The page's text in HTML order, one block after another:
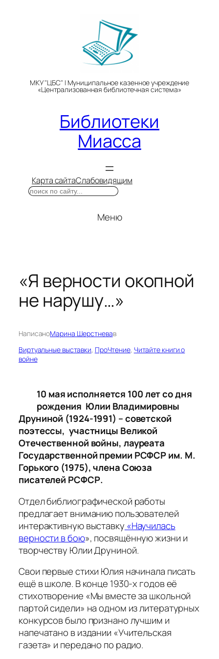
МКУ "ЦБС" | Муниципальное казенное учреждение
«Централизованная библиотечная система»
Библиотеки
Миасса
Карта сайтаСлабовидящим
Поиск
Меню
«Я верности окопной
не нарушу…»
НаписаноМарина Шерстневав
Виртуальные выставки, ПроЧтение, Читайте книги о
войне
10 мая исполняется 100 лет со дня
рождения Юлии Владимировны
Друниной (1924-1991) – советской
поэтессы, участницы Великой
Отечественной войны, лауреата
Государственной премии РСФСР им. М.
Горького (1975), члена Союза
писателей РСФСР.
Отдел библиографической работы
предлагает вниманию пользователей
интерактивную выставку «Научилась
верности в бою», посвящённую жизни и
творчеству Юлии Друниной.
Свои первые стихи Юлия начинала писать
ещё в школе. В конце 1930-х годов её
стихотворение «Мы вместе за школьной
партой сидели» на одном из литературных
конкурсов было признано лучшим и
напечатано в издании «Учительская
газета» и передано по радио.